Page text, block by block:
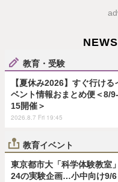
教育・受験
【夏休み2026】すぐ行ける
ベント情報おまとめ便＜8/9-
15開催＞
2026.8.7 Fri 19:45
教育イベント
東京都市大「科学体験教室」
24の実験企画…小中向け9/6